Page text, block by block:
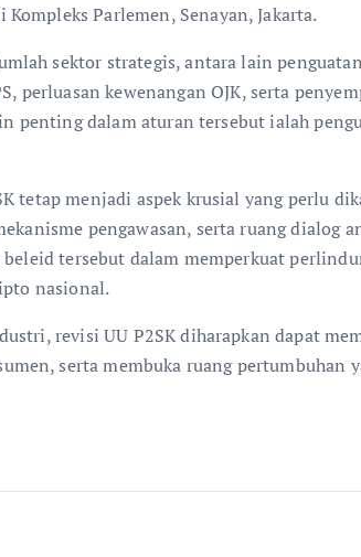
Parlemen, Senayan, Jakarta.
sektor strategis, antara lain penguatan
perluasan kewenangan OJK, serta
penting dalam aturan tersebut ialah
tetap menjadi aspek krusial yang perlu
pengawasan, serta ruang dialog
tersebut dalam memperkuat
nasional.
revisi UU P2SK diharapkan dapat
serta membuka ruang pertumbuhan